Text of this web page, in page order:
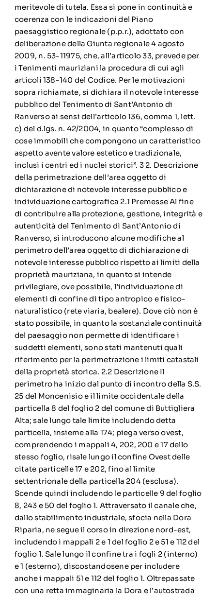
meritevole di tutela. Essa si pone in continuità e
coerenza con le indicazioni del Piano
paesaggistico regionale (p.p.r.), adottato con
deliberazione della Giunta regionale 4 agosto
2009, n. 53-11975, che, all’articolo 33, prevede per
i Tenimenti mauriziani la procedura di cui agli
articoli 138-140 del Codice. Per le motivazioni
sopra richiamate, si dichiara il notevole interesse
pubblico del Tenimento di Sant’Antonio di
Ranverso ai sensi dell’articolo 136, comma 1, lett.
c) del d.lgs. n. 42/2004, in quanto “complesso di
cose immobili che compongono un caratteristico
aspetto avente valore estetico e tradizionale,
inclusi i centri ed i nuclei storici”. 3 2. Descrizione
della perimetrazione dell’area oggetto di
dichiarazione di notevole interesse pubblico e
individuazione cartografica 2.1 Premesse Al fine
di contribuire alla protezione, gestione, integrità e
autenticità del Tenimento di Sant’Antonio di
Ranverso, si introducono alcune modifiche al
perimetro dell’area oggetto di dichiarazione di
notevole interesse pubblico rispetto ai limiti della
proprietà mauriziana, in quanto si intende
privilegiare, ove possibile, l’individuazione di
elementi di confine di tipo antropico e fisico-
naturalistico (rete viaria, bealere). Dove ciò non è
stato possibile, in quanto la sostanziale continuità
del paesaggio non permette di identificare i
suddetti elementi, sono stati mantenuti quali
riferimento per la perimetrazione i limiti catastali
della proprietà storica. 2.2 Descrizione Il
perimetro ha inizio dal punto di incontro della S.S.
25 del Moncenisio e il limite occidentale della
particella 8 del foglio 2 del comune di Buttigliera
Alta; sale lungo tale limite includendo detta
particella, insieme alla 174; piega verso ovest,
comprendendo i mappali 4, 202, 200 e 17 dello
stesso foglio, risale lungo il confine Ovest delle
citate particelle 17 e 202, fino al limite
settentrionale della particella 204 (esclusa).
Scende quindi includendo le particelle 9 del foglio
8, 243 e 50 del foglio 1. Attraversato il canale che,
dallo stabilimento industriale, sfocia nella Dora
Riparia, ne segue il corso in direzione nord-est,
includendo i mappali 2 e 1 del foglio 2 e 51 e 112 del
foglio 1. Sale lungo il confine tra i fogli 2 (interno)
e 1 (esterno), discostandosene per includere
anche i mappali 51 e 112 del foglio 1. Oltrepassate
con una retta immaginaria la Dora e l’autostrada